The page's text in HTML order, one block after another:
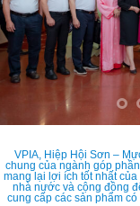
VPIA, Hiệp Hội Sơn –
chung của ngành góp
mang lại lợi ích tốt nhất
nhà nước và cộng đồng
cung cấp các sản phẩm